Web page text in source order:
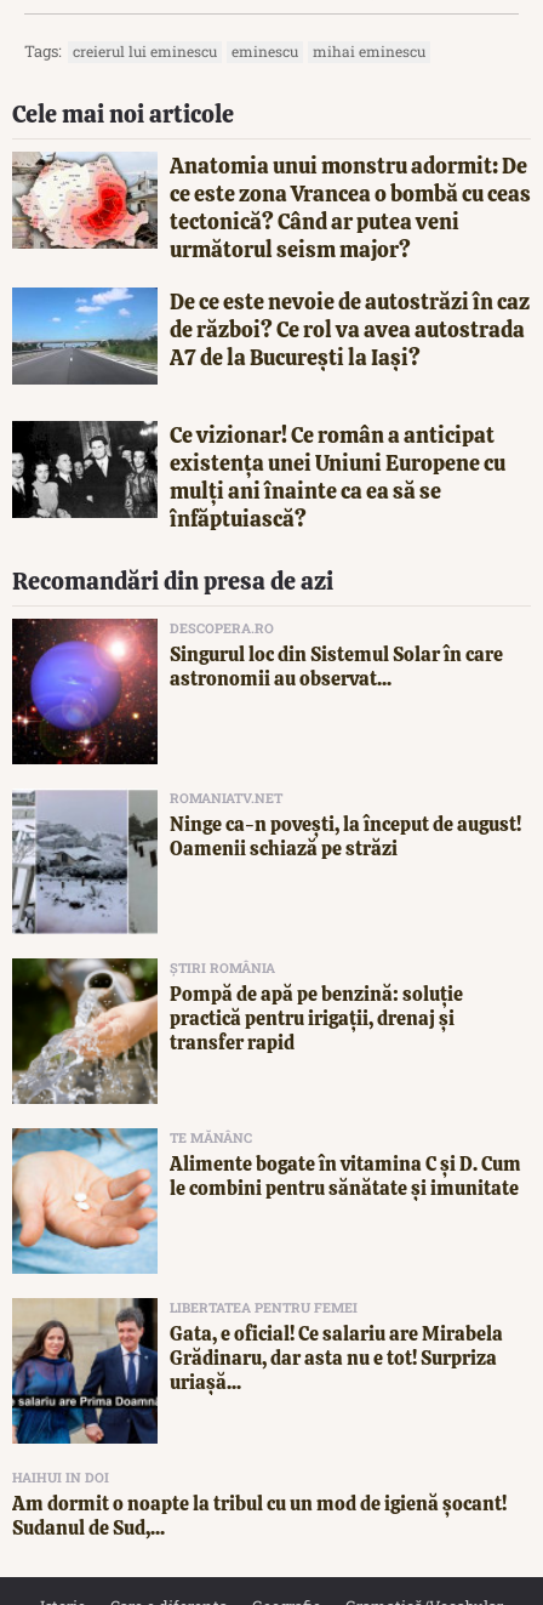
Tags: creierul lui eminescu eminescu mihai eminescu
Cele mai noi articole
Anatomia unui monstru adormit: De
ce este zona Vrancea o bombă cu ceas
tectonică? Când ar putea veni
următorul seism major?
De ce este nevoie de autostrăzi în caz
de război? Ce rol va avea autostrada
A7 de la București la Iași?
Ce vizionar! Ce român a anticipat
existența unei Uniuni Europene cu
mulți ani înainte ca ea să se
înfăptuiască?
Recomandări din presa de azi
DESCOPERA.RO
Singurul loc din Sistemul Solar în care
astronomii au observat...
ROMANIATV.NET
Ninge ca-n povești, la început de august!
Oamenii schiază pe străzi
ȘTIRI ROMÂNIA
Pompă de apă pe benzină: soluție
practică pentru irigații, drenaj și
transfer rapid
TE MĂNÂNC
Alimente bogate în vitamina C și D. Cum
le combini pentru sănătate și imunitate
LIBERTATEA PENTRU FEMEI
Gata, e oficial! Ce salariu are Mirabela
Grădinaru, dar asta nu e tot! Surpriza
uriașă...
HAIHUI IN DOI
Am dormit o noapte la tribul cu un mod de igienă șocant!
Sudanul de Sud,...